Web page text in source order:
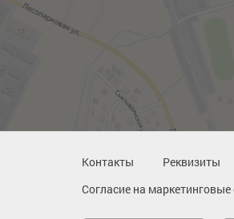
18:57
Айкино
20:57
Контакты Реквизиты
Согласие на